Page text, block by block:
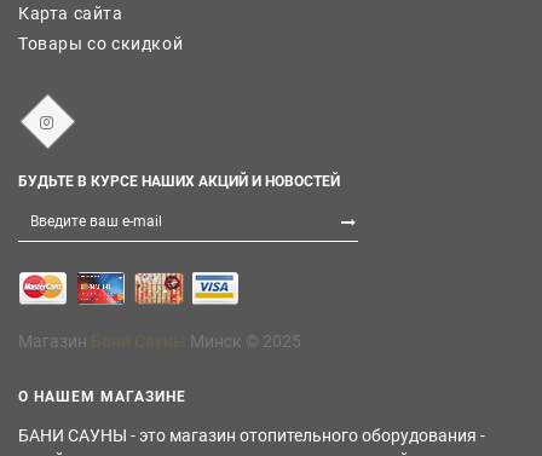
Карта сайта
Товары со скидкой
БУДЬТЕ В КУРСЕ НАШИХ АКЦИЙ И НОВОСТЕЙ
Магазин Минск © 2025
О НАШЕМ МАГАЗИНЕ
БАНИ САУНЫ - это магазин отопительного оборудования -